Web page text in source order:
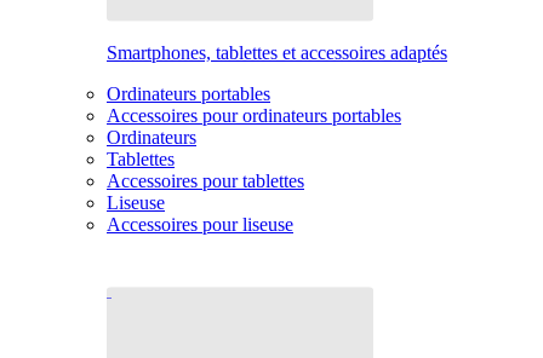
Smartphones, tablettes et accessoires adaptés
Ordinateurs portables
Accessoires pour ordinateurs portables
Ordinateurs
Tablettes
Accessoires pour tablettes
Liseuse
Accessoires pour liseuse